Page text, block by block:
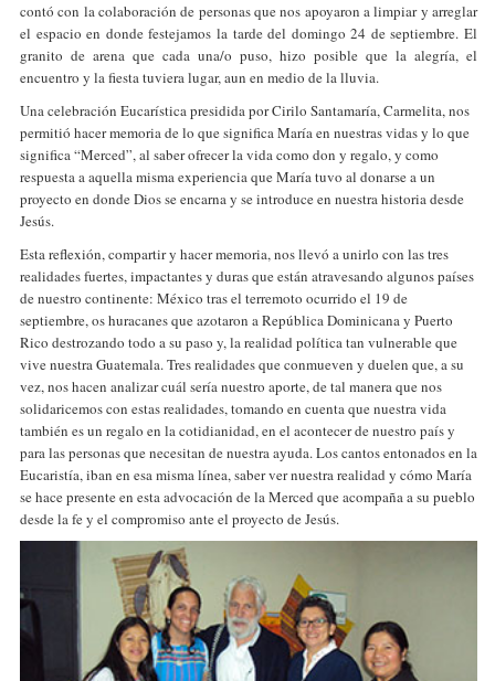
contó con la colaboración de personas que nos apoyaron a limpiar y arreglar
el espacio en donde festejamos la tarde del domingo 24 de septiembre. El
granito de arena que cada una/o puso, hizo posible que la alegría, el
encuentro y la fiesta tuviera lugar, aun en medio de la lluvia.
Una celebración Eucarística presidida por Cirilo Santamaría, Carmelita, nos
permitió hacer memoria de lo que significa María en nuestras vidas y lo que
significa “Merced”, al saber ofrecer la vida como don y regalo, y como
respuesta a aquella misma experiencia que María tuvo al donarse a un
proyecto en donde Dios se encarna y se introduce en nuestra historia desde
Jesús.
Esta reflexión, compartir y hacer memoria, nos llevó a unirlo con las tres
realidades fuertes, impactantes y duras que están atravesando algunos países
de nuestro continente: México tras el terremoto ocurrido el 19 de
septiembre, os huracanes que azotaron a República Dominicana y Puerto
Rico destrozando todo a su paso y, la realidad política tan vulnerable que
vive nuestra Guatemala. Tres realidades que conmueven y duelen que, a su
vez, nos hacen analizar cuál sería nuestro aporte, de tal manera que nos
solidaricemos con estas realidades, tomando en cuenta que nuestra vida
también es un regalo en la cotidianidad, en el acontecer de nuestro país y
para las personas que necesitan de nuestra ayuda. Los cantos entonados en la
Eucaristía, iban en esa misma línea, saber ver nuestra realidad y cómo María
se hace presente en esta advocación de la Merced que acompaña a su pueblo
desde la fe y el compromiso ante el proyecto de Jesús.